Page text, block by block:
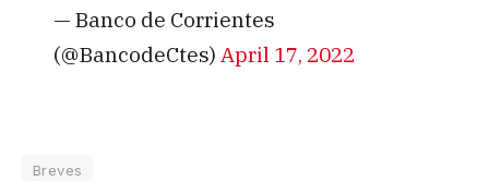
— Banco de Corrientes
(@BancodeCtes) April 17, 2022
Breves